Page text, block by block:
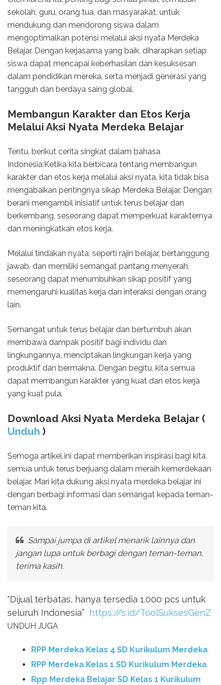
sekolah, guru, orang tua, dan masyarakat, untuk
mendukung dan mendorong siswa dalam
mengoptimalkan potensi melalui aksi nyata Merdeka
Belajar. Dengan kerjasama yang baik, diharapkan setiap
siswa dapat mencapai keberhasilan dan kesuksesan
dalam pendidikan mereka, serta menjadi generasi yang
tangguh dan berdaya saing global.
Membangun Karakter dan Etos Kerja
Melalui Aksi Nyata Merdeka Belajar
Tentu, berikut cerita singkat dalam bahasa
Indonesia:Ketika kita berbicara tentang membangun
karakter dan etos kerja melalui aksi nyata, kita tidak bisa
mengabaikan pentingnya sikap Merdeka Belajar. Dengan
berani mengambil inisiatif untuk terus belajar dan
berkembang, seseorang dapat memperkuat karakternya
dan meningkatkan etos kerja.
Melalui tindakan nyata, seperti rajin belajar, bertanggung
jawab, dan memiliki semangat pantang menyerah,
seseorang dapat menumbuhkan sikap positif yang
memengaruhi kualitas kerja dan interaksi dengan orang
lain.
Semangat untuk terus belajar dan bertumbuh akan
membawa dampak positif bagi individu dan
lingkungannya, menciptakan lingkungan kerja yang
produktif dan bermakna. Dengan begitu, kita semua
dapat membangun karakter yang kuat dan etos kerja
yang kuat pula.
Download Aksi Nyata Merdeka Belajar (
Unduh )
Semoga artikel ini dapat memberikan inspirasi bagi kita
semua untuk terus berjuang dalam meraih kemerdekaan
belajar. Mari kita dukung aksi nyata merdeka belajar ini
dengan berbagi informasi dan semangat kepada teman-
teman kita.
Sampai jumpa di artikel menarik lainnya dan
jangan lupa untuk berbagi dengan teman-teman,
terima kasih.
“Dijual terbatas, hanya tersedia 1.000 pcs untuk
seluruh Indonesia”
https://s.id/ToolSuksesGenZ
UNDUH JUGA
RPP Merdeka Kelas 4 SD Kurikulum Merdeka
RPP Merdeka Kelas 1 SD Kurikulum Merdeka
Rpp Merdeka Belajar SD Kelas 1 Kurikulum